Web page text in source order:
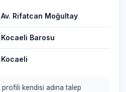
Av. Rifatcan Moğultay
Kocaeli Barosu
Kocaeli
kendisi adına talep